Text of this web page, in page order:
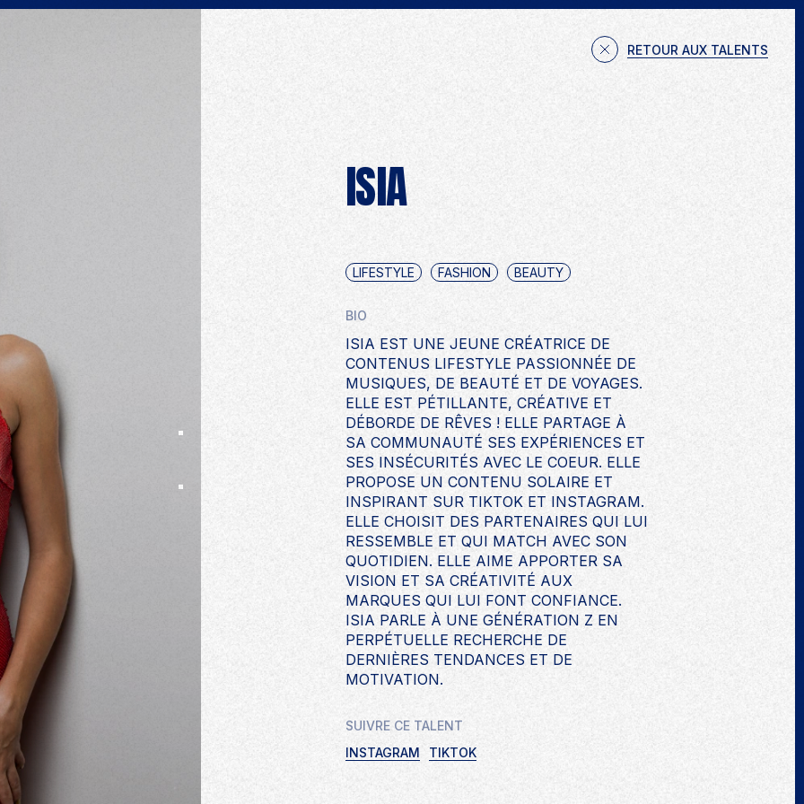
PROJETS EXPERTISES NOUS CONTACTER
RETOUR AUX TALENTS
ISIA
LIFESTYLE FASHION BEAUTY
BIO
ISIA EST UNE JEUNE CRÉATRICE DE
CONTENUS LIFESTYLE PASSIONNÉE DE
MUSIQUES, DE BEAUTÉ ET DE VOYAGES.
ELLE EST PÉTILLANTE, CRÉATIVE ET
DÉBORDE DE RÊVES ! ELLE PARTAGE À
SA COMMUNAUTÉ SES EXPÉRIENCES ET
SES INSÉCURITÉS AVEC LE COEUR. ELLE
PROPOSE UN CONTENU SOLAIRE ET
INSPIRANT SUR TIKTOK ET INSTAGRAM.
ELLE CHOISIT DES PARTENAIRES QUI LUI
RESSEMBLE ET QUI MATCH AVEC SON
QUOTIDIEN. ELLE AIME APPORTER SA
VISION ET SA CRÉATIVITÉ AUX
MARQUES QUI LUI FONT CONFIANCE.
ISIA PARLE À UNE GÉNÉRATION Z EN
PERPÉTUELLE RECHERCHE DE
DERNIÈRES TENDANCES ET DE
MOTIVATION.
SUIVRE CE TALENT
INSTAGRAM
TIKTOK